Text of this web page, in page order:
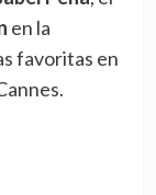
en la
favoritas en